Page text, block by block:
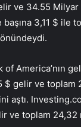
ve 34.55
3,11 $ ile
of America’nın
$ gelir ve
aştı.
ve toplam